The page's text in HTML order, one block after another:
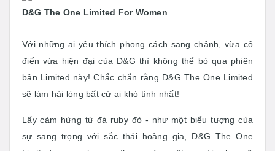
D&G The One Limited For Women
Với những ai yêu thích phong cách sang chảnh, vừa cổ
điển vừa hiện đại của D&G thì không thể bỏ qua phiên
bản Limited này! Chắc chắn rằng D&G The One Limited
sẽ làm hài lòng bất cứ ai khó tính nhất!
Lấy cảm hứng từ đá ruby đỏ - như một biểu tượng của
sự sang trọng với sắc thái hoàng gia, D&G The One